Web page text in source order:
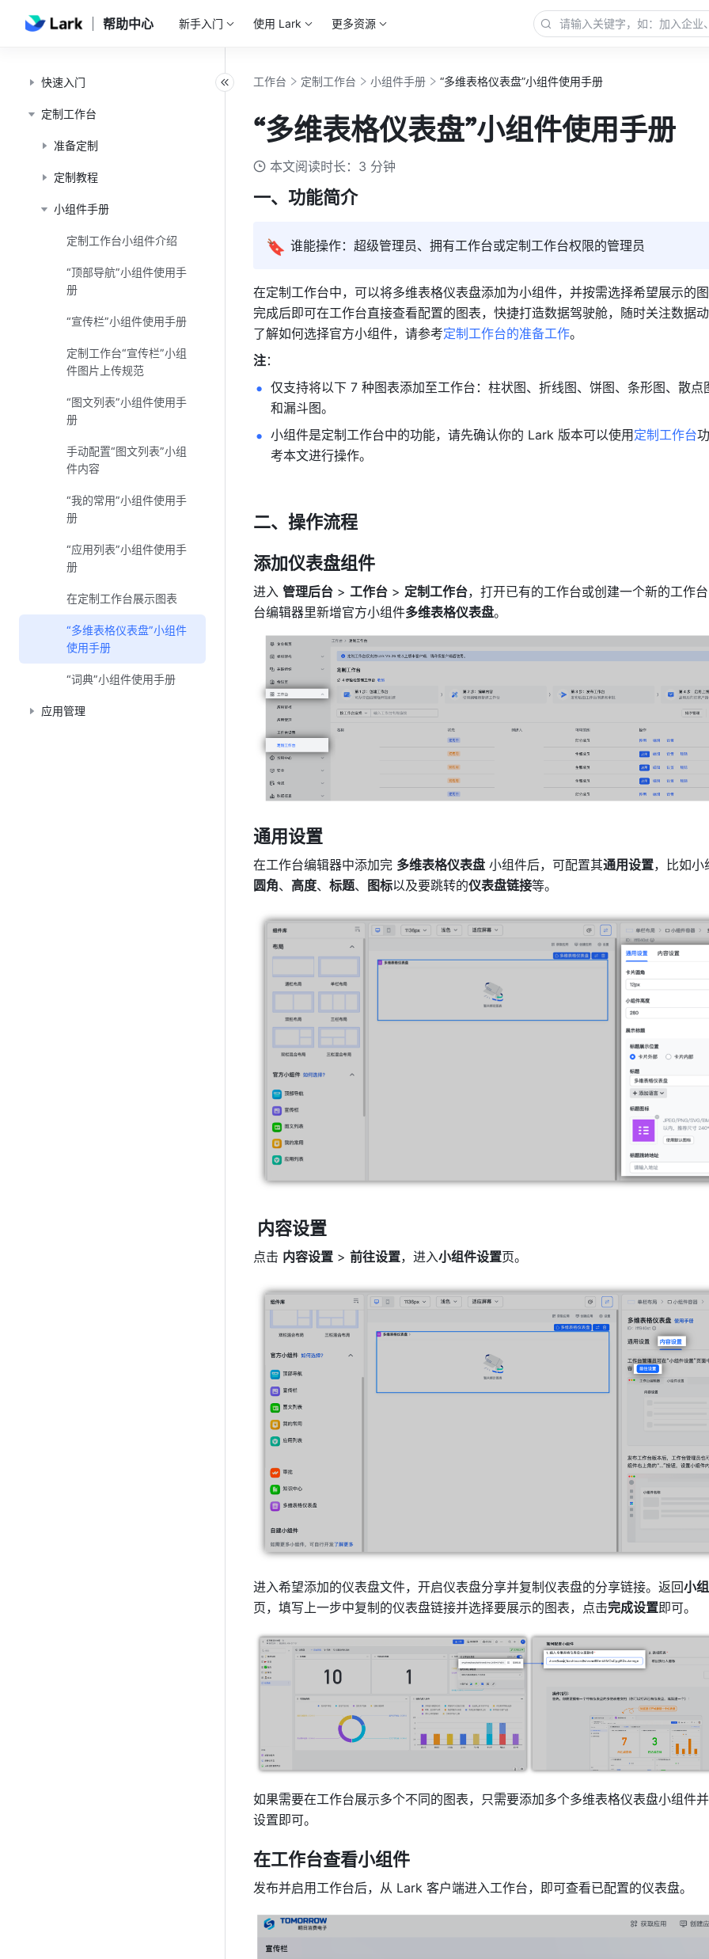
帮助中心 新手入门 使用 Lark 更多资源
快速入门
定制工作台
准备定制
定制教程
小组件手册
定制工作台小组件介绍
“顶部导航”小组件使用手
册
“宣传栏”小组件使用手册
定制工作台“宣传栏”小组
件图片上传规范
“图文列表”小组件使用手
册
手动配置“图文列表”小组
件内容
“我的常用”小组件使用手
册
“应用列表”小组件使用手
册
在定制工作台展示图表
“多维表格仪表盘”小组件
使用手册
“词典”小组件使用手册
应用管理
工作台 定制工作台 小组件手册 “多维表格仪表盘”小组件使用手册
“多维表格仪表盘”小组件使用手册
本文阅读时长：3 分钟
一、功能简介
🔖 谁能操作：超级管理员、拥有工作台或定制工作台权限的管理员
在定制工作台中，可以将多维表格仪表盘添加为小组件，并按需选择希望展示的
完成后即可在工作台直接查看配置的图表，快捷打造数据驾驶舱，随时关注数据
了解如何选择官方小组件，请参考定制工作台的准备工作。
注：
仅支持将以下 7 种图表添加至工作台：柱状图、折线图、饼图、条形图、散点
和漏斗图。
小组件是定制工作台中的功能，请先确认你的 Lark 版本可以使用 定制工作台
考本文进行操作。
二、操作流程
添加仪表盘组件
进入 管理后台 > 工作台 > 定制工作台，打开已有的工作台或创建一个新的工作
台编辑器里新增官方小组件多维表格仪表盘。
通用设置
在工作台编辑器中添加完 多维表格仪表盘 小组件后，可配置其通用设置，比如小
圆角、 高度、 标题、 图标以及要跳转的仪表盘链接等。
内容设置
点击 内容设置 > 前往设置，进入小组件设置页。
进入希望添加的仪表盘文件，开启仪表盘分享并复制仪表盘的分享链接。返回小
页，填写上一步中复制的仪表盘链接并选择要展示的图表，点击完成设置即可。
如果需要在工作台展示多个不同的图表，只需要添加多个多维表格仪表盘小组件
设置即可。
在工作台查看小组件
发布并启用工作台后，从 Lark 客户端进入工作台，即可查看已配置的仪表盘。